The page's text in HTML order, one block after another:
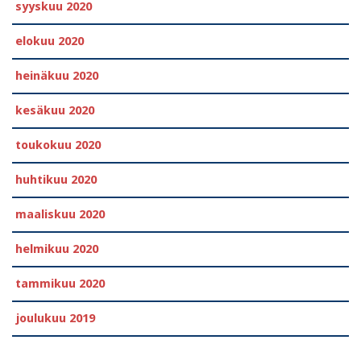
syyskuu 2020
elokuu 2020
heinäkuu 2020
kesäkuu 2020
toukokuu 2020
huhtikuu 2020
maaliskuu 2020
helmikuu 2020
tammikuu 2020
joulukuu 2019